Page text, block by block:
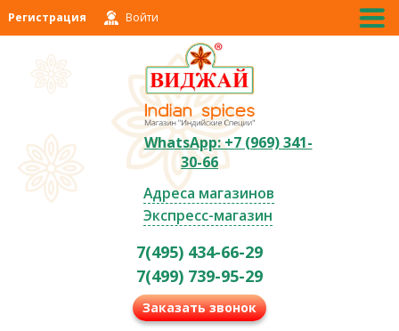
Регистрация Войти
WhatsApp: +7 (969) 341-
30-66
Адреса магазинов
Экспресс-магазин
7(495) 434-66-29
7(499) 739-95-29
Заказать звонок